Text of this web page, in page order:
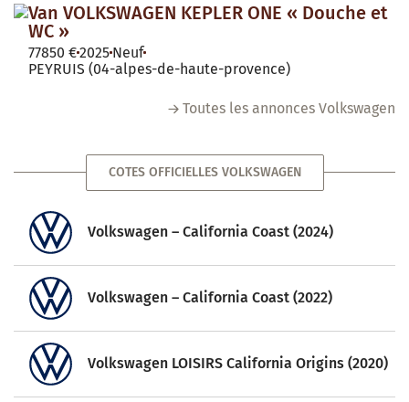
Van VOLKSWAGEN KEPLER ONE « Douche et
WC »
77850 €2025 Neuf
PEYRUIS (04-alpes-de-haute-provence)
Toutes les annonces Volkswagen
COTES OFFICIELLES VOLKSWAGEN
Volkswagen – California Coast (2024)
Volkswagen – California Coast (2022)
Volkswagen LOISIRS California Origins (2020)